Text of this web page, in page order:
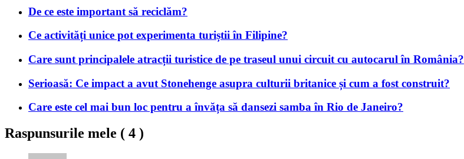
De ce este important să reciclăm?
Ce activități unice pot experimenta turiștii în Filipine?
Care sunt principalele atracții turistice de pe traseul unui circuit cu autocarul în România?
Serioasă: Ce impact a avut Stonehenge asupra culturii britanice și cum a fost construit?
Care este cel mai bun loc pentru a învăța să dansezi samba în Rio de Janeiro?
Raspunsurile mele ( 4 )